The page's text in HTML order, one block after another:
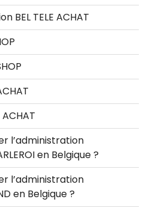
BEL TELE ACHAT
l’administration
en Belgique ?
l’administration
en Belgique ?